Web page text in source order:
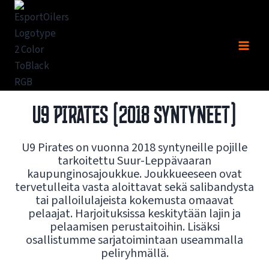
Siirry
sisältöön
U9 PIRATES (2018 SYNTYNEET)
U9 Pirates on vuonna 2018 syntyneille pojille
tarkoitettu Suur-Leppävaaran
kaupunginosajoukkue. Joukkueeseen ovat
tervetulleita vasta aloittavat sekä salibandysta
tai palloilulajeista kokemusta omaavat
pelaajat. Harjoituksissa keskitytään lajin ja
pelaamisen perustaitoihin. Lisäksi
osallistumme sarjatoimintaan useammalla
peliryhmällä.